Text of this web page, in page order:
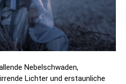
Nebelschwaden,
Lichter und erstaunliche